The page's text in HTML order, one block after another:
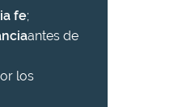
fe;
antes de
los